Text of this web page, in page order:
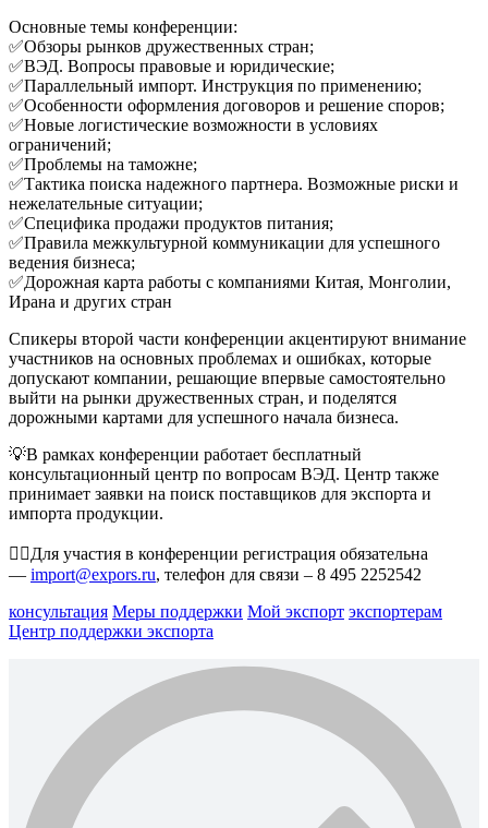
Основные темы конференции:
✅Обзоры рынков дружественных стран;
✅ВЭД. Вопросы правовые и юридические;
✅Параллельный импорт. Инструкция по применению;
✅Особенности оформления договоров и решение споров;
✅Новые логистические возможности в условиях
ограничений;
✅Проблемы на таможне;
✅Тактика поиска надежного партнера. Возможные риски и
нежелательные ситуации;
✅Специфика продажи продуктов питания;
✅Правила межкультурной коммуникации для успешного
ведения бизнеса;
✅Дорожная карта работы с компаниями Китая, Монголии,
Ирана и других стран
Спикеры второй части конференции акцентируют внимание
участников на основных проблемах и ошибках, которые
допускают компании, решающие впервые самостоятельно
выйти на рынки дружественных стран, и поделятся
дорожными картами для успешного начала бизнеса.
💡В рамках конференции работает бесплатный
консультационный центр по вопросам ВЭД. Центр также
принимает заявки на поиск поставщиков для экспорта и
импорта продукции.
👉🏻Для участия в конференции регистрация обязательна
— import@expors.ru, телефон для связи – 8 495 2252542
консультация Меры поддержки Мой экспорт экспортерам
Центр поддержки экспорта